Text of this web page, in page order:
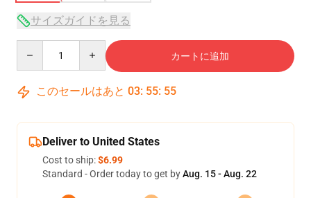
サイズガイドを見る
カートに追加
このセールはあと 03: 55: 54
Deliver to United States
Cost to ship:$6.99
Standard - Order today to get byAug. 15 - Aug. 22